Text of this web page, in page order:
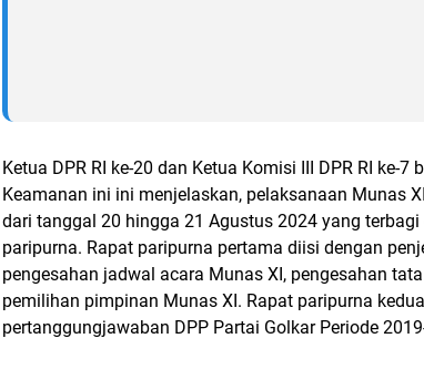
Ketua DPR RI ke-20 dan Ketua Komisi III DPR RI ke-7
Keamanan ini ini menjelaskan, pelaksanaan Munas
dari tanggal 20 hingga 21 Agustus 2024 yang
paripurna. Rapat paripurna pertama diisi dengan
pengesahan jadwal acara Munas XI, pengesahan
pemilihan pimpinan Munas XI. Rapat paripurna
pertanggungjawaban DPP Partai Golkar Periode